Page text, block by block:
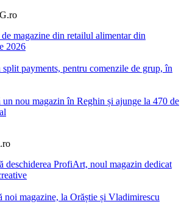
magazine din retailul alimentar din
2026
payments, pentru comenzile de grup, în
nou magazin în Reghin și ajunge la 470 de
deschiderea ProfiArt, noul magazin dedicat
noi magazine, la Orăștie și Vladimirescu